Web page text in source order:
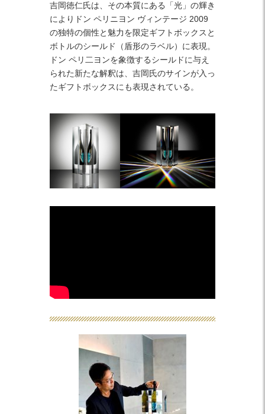
吉岡徳仁氏は、その本質にある「光」の輝き
によりドン ペリニヨン ヴィンテージ 2009
の独特の個性と魅力を限定ギフトボックスと
ボトルのシールド（盾形のラベル）に表現。
ドン ペリ二ヨンを象徴するシールドに与え
られた新たな解釈は、吉岡氏のサインが入っ
たギフトボックスにも表現されている。